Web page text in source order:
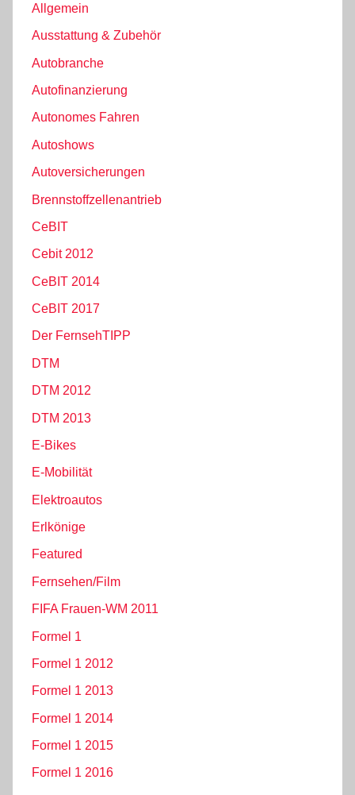
Allgemein
Ausstattung & Zubehör
Autobranche
Autofinanzierung
Autonomes Fahren
Autoshows
Autoversicherungen
Brennstoffzellenantrieb
CeBIT
Cebit 2012
CeBIT 2014
CeBIT 2017
Der FernsehTIPP
DTM
DTM 2012
DTM 2013
E-Bikes
E-Mobilität
Elektroautos
Erlkönige
Featured
Fernsehen/Film
FIFA Frauen-WM 2011
Formel 1
Formel 1 2012
Formel 1 2013
Formel 1 2014
Formel 1 2015
Formel 1 2016